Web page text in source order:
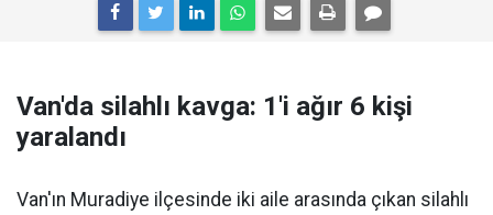
Van'da silahlı kavga: 1'i ağır 6 kişi
yaralandı
Van'ın Muradiye ilçesinde iki aile arasında çıkan silahlı